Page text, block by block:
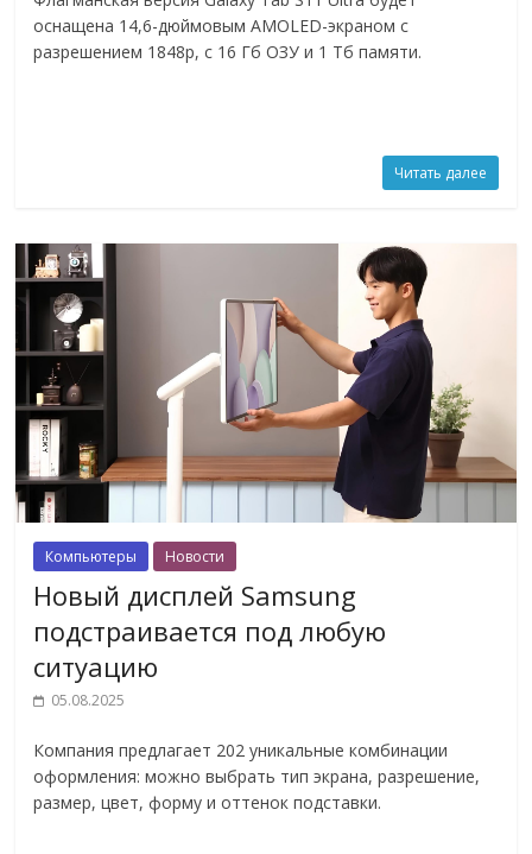
оснащена 14,6-дюймовым AMOLED-экраном с
разрешением 1848p, с 16 Гб ОЗУ и 1 Тб памяти.
Читать далее
Компьютеры Новости
Новый дисплей Samsung
подстраивается под любую
ситуацию
05.08.2025
Компания предлагает 202 уникальные комбинации
оформления: можно выбрать тип экрана, разрешение,
размер, цвет, форму и оттенок подставки.